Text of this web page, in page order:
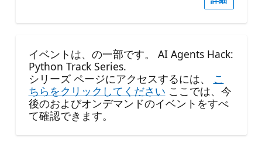
イベントは、の一部です。 AI Agents Hack:
Python Track Series.
シリーズ ページにアクセスするには、
こ
ちらをクリックしてください ここでは、今
後のおよびオンデマンドのイベントをすべ
て確認できます。